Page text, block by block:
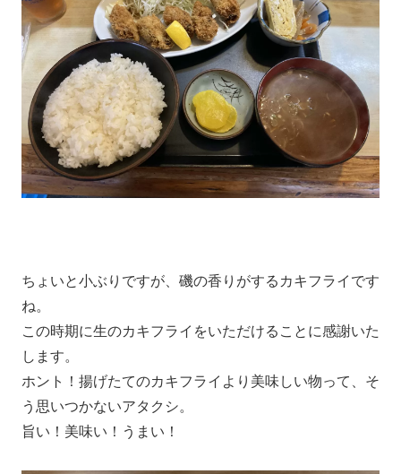
ちょいと小ぶりですが、磯の香りがするカキフライです
ね。
この時期に生のカキフライをいただけることに感謝いた
します。
ホント！揚げたてのカキフライより美味しい物って、そ
う思いつかないアタクシ。
旨い！美味い！うまい！